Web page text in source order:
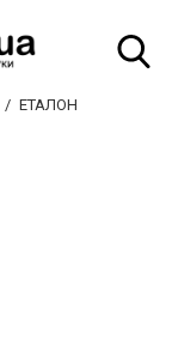
ETAЛОН